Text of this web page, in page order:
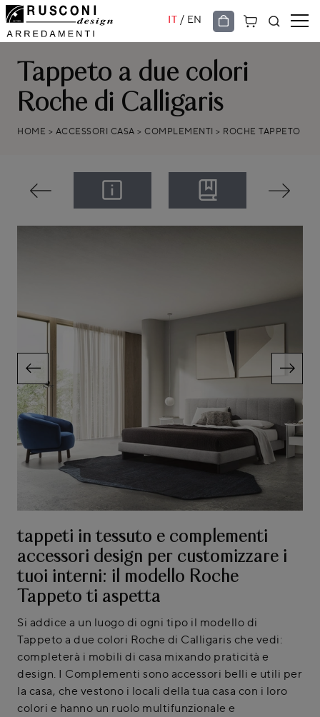
IT / EN
Tappeto a due colori
Roche di Calligaris
HOME > ACCESSORI CASA > COMPLEMENTI > ROCHE TAPPETO
tappeti in tessuto e complementi
accessori design per customizzare i
tuoi interni: il modello Roche
Tappeto ti aspetta
Si addice a un luogo di ogni tipo il modello di
Tappeto a due colori Roche di Calligaris che vedi:
completerà i mobili di casa mixando praticità e
design. I Complementi sono accessori belli e utili per
la casa, che vestono i locali della tua casa con i loro
colori e hanno un ruolo multifunzionale e